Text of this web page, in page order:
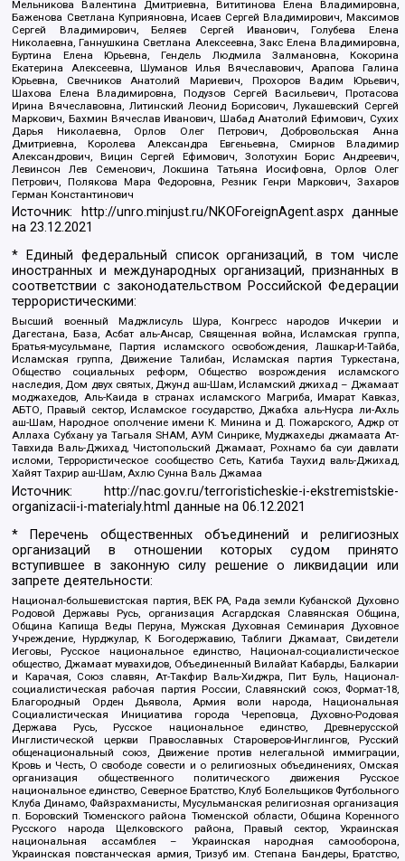
Мельникова Валентина Дмитриевна, Вититинова Елена Владимировна,
Баженова Светлана Куприяновна, Исаев Сергей Владимирович, Максимов
Сергей Владимирович, Беляев Сергей Иванович, Голубева Елена
Николаевна, Ганнушкина Светлана Алексеевна, Закс Елена Владимировна,
Буртина Елена Юрьевна, Гендель Людмила Залмановна, Кокорина
Екатерина Алексеевна, Шуманов Илья Вячеславович, Арапова Галина
Юрьевна, Свечников Анатолий Мариевич, Прохоров Вадим Юрьевич,
Шахова Елена Владимировна, Подузов Сергей Васильевич, Протасова
Ирина Вячеславовна, Литинский Леонид Борисович, Лукашевский Сергей
Маркович, Бахмин Вячеслав Иванович, Шабад Анатолий Ефимович, Сухих
Дарья Николаевна, Орлов Олег Петрович, Добровольская Анна
Дмитриевна, Королева Александра Евгеньевна, Смирнов Владимир
Александрович, Вицин Сергей Ефимович, Золотухин Борис Андреевич,
Левинсон Лев Семенович, Локшина Татьяна Иосифовна, Орлов Олег
Петрович, Полякова Мара Федоровна, Резник Генри Маркович, Захаров
Герман Константинович
Источник: http://unro.minjust.ru/NKOForeignAgent.aspxданные
на23.12.2021
* Единый федеральный список организаций, в том числе
иностранных и международных организаций, признанных в
соответствии с законодательством Российской Федерации
террористическими:
Высший военный Маджлисуль Шура, Конгресс народов Ичкерии и
Дагестана, База, Асбат аль-Ансар, Священная война, Исламская группа,
Братья-мусульмане, Партия исламского освобождения, Лашкар-И-Тайба,
Исламская группа, Движение Талибан, Исламская партия Туркестана,
Общество социальных реформ, Общество возрождения исламского
наследия, Дом двух святых, Джунд аш-Шам, Исламский джихад – Джамаат
моджахедов, Аль-Каида в странах исламского Магриба, Имарат Кавказ,
АБТО, Правый сектор, Исламское государство, Джабха аль-Нусра ли-Ахль
аш-Шам, Народное ополчение имени К. Минина и Д. Пожарского, Аджр от
Аллаха Субхану уа Тагьаля SHAM, АУМ Синрике, Муджахеды джамаата Ат-
Тавхида Валь-Джихад, Чистопольский Джамаат, Рохнамо ба суи давлати
исломи, Террористическое сообщество Сеть, Катиба Таухид валь-Джихад,
Хайят Тахрир аш-Шам, Ахлю Сунна Валь Джамаа
Источник:
http://nac.gov.ru/terroristicheskie-i-ekstremistskie-
organizacii-i-materialy.html данные на06.12.2021
* Перечень общественных объединений и религиозных
организаций в отношении которых судом принято
вступившее в законную силу решение о ликвидации или
запрете деятельности:
Национал-большевистская партия, ВЕК РА, Рада земли Кубанской Духовно
Родовой Державы Русь, организация Асгардская Славянская Община,
Община Капища Веды Перуна, Мужская Духовная Семинария Духовное
Учреждение, Нурджулар, К Богодержавию, Таблиги Джамаат, Свидетели
Иеговы, Русское национальное единство, Национал-социалистическое
общество, Джамаат мувахидов, Объединенный Вилайат Кабарды, Балкарии
и Карачая, Союз славян, Ат-Такфир Валь-Хиджра, Пит Буль, Национал-
социалистическая рабочая партия России, Славянский союз, Формат-18,
Благородный Орден Дьявола, Армия воли народа, Национальная
Социалистическая Инициатива города Череповца, Духовно-Родовая
Держава Русь, Русское национальное единство, Древнерусской
Инглистической церкви Православных Староверов-Инглингов, Русский
общенациональный союз, Движение против нелегальной иммиграции,
Кровь и Честь, О свободе совести и о религиозных объединениях, Омская
организация общественного политического движения Русское
национальное единство, Северное Братство, Клуб Болельщиков Футбольного
Клуба Динамо, Файзрахманисты, Мусульманская религиозная организация
п. Боровский Тюменского района Тюменской области, Община Коренного
Русского народа Щелковского района, Правый сектор, Украинская
национальная ассамблея – Украинская народная самооборона,
Украинская повстанческая армия, Тризуб им. Степана Бандеры, Братство,